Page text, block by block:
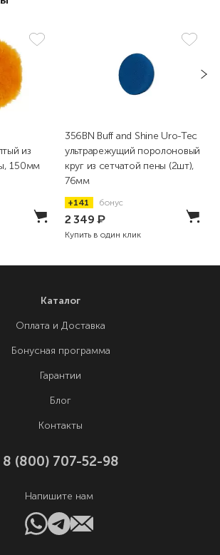
из
150мм
356BN Buff and Shine Uro-Tec
ультрарежущий поролоновый
круг из сетчатой пены (2шт),
76мм
+141 бонус
2 349₽
Купить в один клик
Каталог
Оплата и Доставка
Бонусная программа
Гарантии
Блог
Контакты
8 (800) 707-52-98
Напишите нам